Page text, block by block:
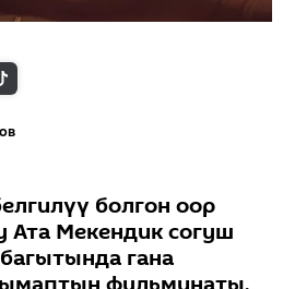
болгон оор
Ата Мекендик согуш
гана